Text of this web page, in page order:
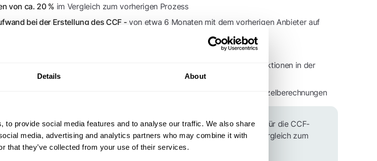
Details About
to provide social media features and to analyse our traffic. We also share
media, advertising and analytics partners who may combine it with
that they’ve collected from your use of their services.
von ca. 20 % im Vergleich zum vorherigen Prozess
bei der Erstellung des CCF -von etwa 6 Monaten mit dem vorherigen Anbieter auf
mit klarer Nachvollziehbarkeit durch integrierte Nachweisfunktionen in der
Emissionsdaten über alle Standorte hinweg , statt isolierter Einzelberechnungen
von unserem vorherigen Anbieter zu Tanso konnten wir den Zeitaufwand für die CCF-
% reduzieren und sparen heute gleichzeitig etwa 20 % der Kosten im Vergleich zum